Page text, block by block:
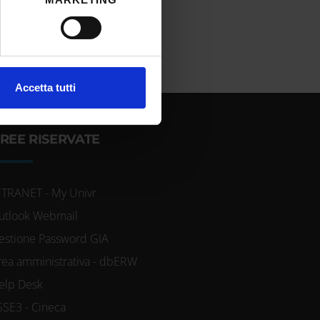
dettagli . Puoi
e per analizzare il
Accetta tutti
RISERVATE
- My Univr
Webmail
Password GIA
amministrativa - dbERW
Desk
- Cineca